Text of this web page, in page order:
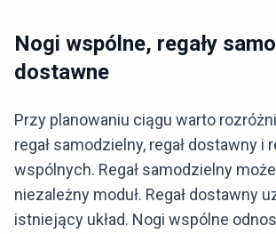
Nogi wspólne, regały
dostawne
Przy planowaniu ciągu warto
regał samodzielny, regał dostawny i
wspólnych. Regał samodzielny
niezależny moduł. Regał dostawny
istniejący układ. Nogi wspólne